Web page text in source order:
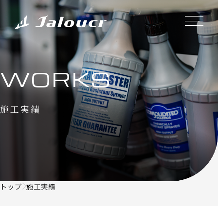
WORKS
施工実績
トップ 施工実績